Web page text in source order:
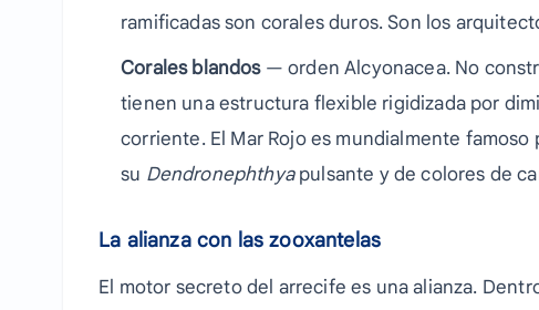
ramificadas son corales duros. Son los
Corales blandos— orden Alcyonacea. No
tienen una estructura flexible rigidizada por
corriente. El Mar Rojo es mundialmente
su Dendronephthyapulsante y de colores de
La alianza con las zooxantelas
El motor secreto del arrecife es una alianza.